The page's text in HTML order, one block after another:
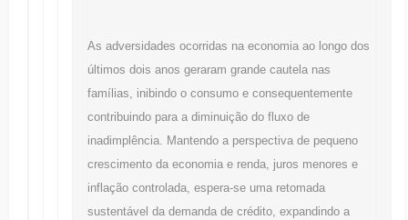
As adversidades ocorridas na economia ao longo dos
últimos dois anos geraram grande cautela nas
famílias, inibindo o consumo e consequentemente
contribuindo para a diminuição do fluxo de
inadimplência. Mantendo a perspectiva de pequeno
crescimento da economia e renda, juros menores e
inflação controlada, espera-se uma retomada
sustentável da demanda de crédito, expandindo a